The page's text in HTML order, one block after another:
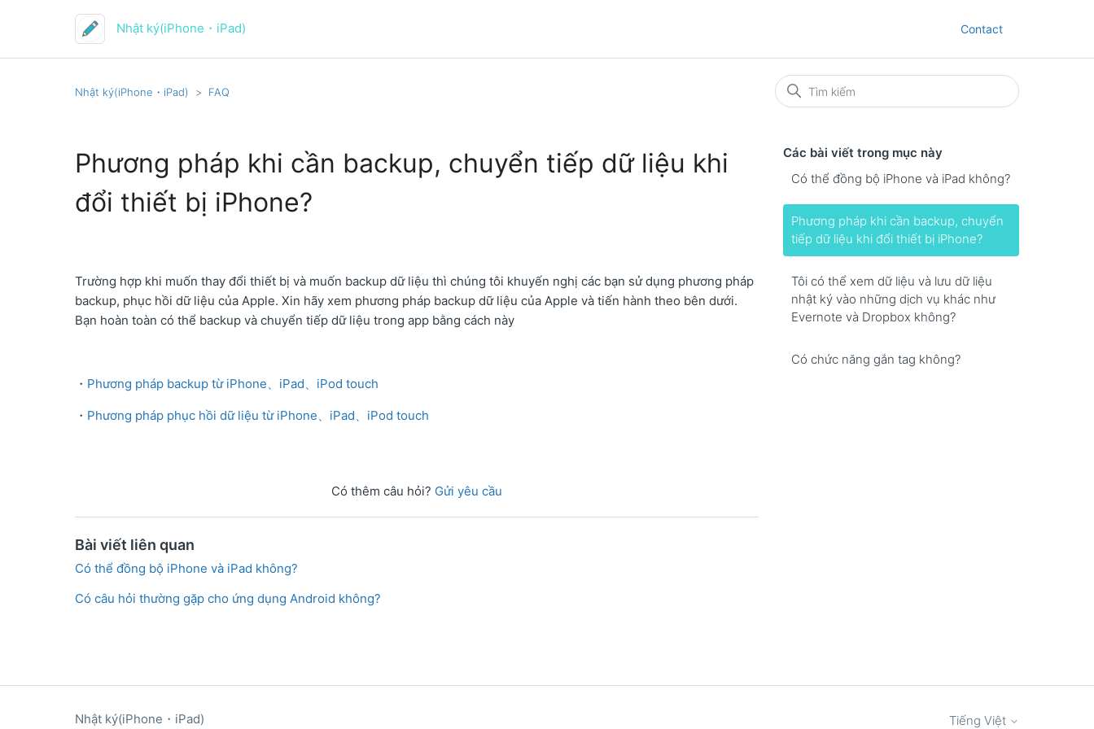
Nhật ký(iPhone・iPad) Contact
Nhật ký(iPhone・iPad) FAQ
Các bài viết trong mục này
Có thể đồng bộ iPhone và iPad không?
Phương pháp khi cần backup, chuyển
tiếp dữ liệu khi đổi thiết bị iPhone?
Tôi có thể xem dữ liệu và lưu dữ liệu
nhật ký vào những dịch vụ khác như
Evernote và Dropbox không?
Có chức năng gắn tag không?
Phương pháp khi cần backup, chuyển tiếp dữ liệu khi
đổi thiết bị iPhone?
Trường hợp khi muốn thay đổi thiết bị và muốn backup dữ liệu thì chúng tôi khuyến nghị các bạn sử dụng phương pháp
backup, phục hồi dữ liệu của Apple. Xin hãy xem phương pháp backup dữ liệu của Apple và tiến hành theo bên dưới.
Bạn hoàn toàn có thể backup và chuyển tiếp dữ liệu trong app bằng cách này
・ Phương pháp backup từ iPhone、iPad、iPod touch
・ Phương pháp phục hồi dữ liệu từ iPhone、iPad、iPod touch
Có thêm câu hỏi? Gửi yêu cầu
Bài viết liên quan
Có thể đồng bộ iPhone và iPad không?
Có câu hỏi thường gặp cho ứng dụng Android không?
Nhật ký(iPhone・iPad) Tiếng Việt